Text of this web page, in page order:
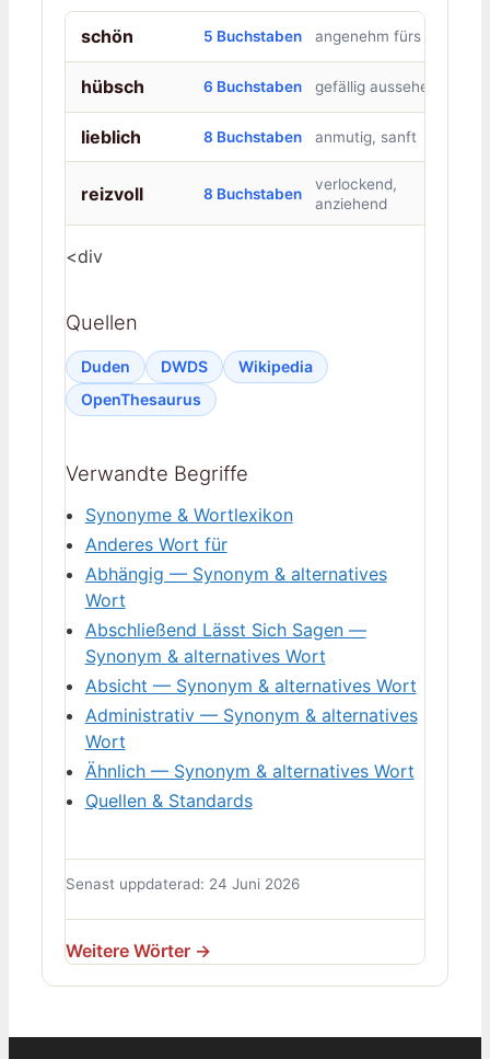
schön 5 Buchstaben angenehm fürs Auge
hübsch 6 Buchstaben gefällig aussehend
lieblich 8 Buchstaben anmutig, sanft
reizvoll 8 Buchstaben
verlockend,
anziehend
<div
Quellen
Duden DWDS
Wikipedia
OpenThesaurus
Verwandte Begriffe
Synonyme & Wortlexikon
Anderes Wort für
Abhängig — Synonym & alternatives
Wort
Abschließend Lässt Sich Sagen —
Synonym & alternatives Wort
Absicht — Synonym & alternatives Wort
Administrativ — Synonym & alternatives
Wort
Ähnlich — Synonym & alternatives Wort
Quellen & Standards
Senast uppdaterad: 24 Juni 2026
Weitere Wörter →